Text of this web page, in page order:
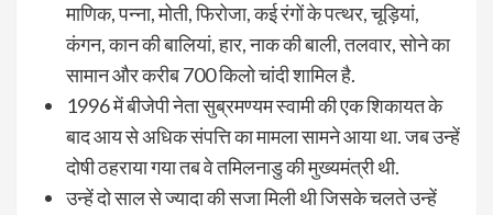
माणिक, पन्ना, मोती, फिरोजा, कई रंगों के पत्थर, चूड़ियां,
कंगन, कान की बालियां, हार, नाक की बाली, तलवार, सोने का
सामान और करीब 700 किलो चांदी शामिल है.
1996 में बीजेपी नेता सुब्रमण्यम स्वामी की एक शिकायत के
बाद आय से अधिक संपत्ति का मामला सामने आया था. जब उन्हें
दोषी ठहराया गया तब वे तमिलनाडु की मुख्यमंत्री थी.
उन्हें दो साल से ज्यादा की सजा मिली थी जिसके चलते उन्हें